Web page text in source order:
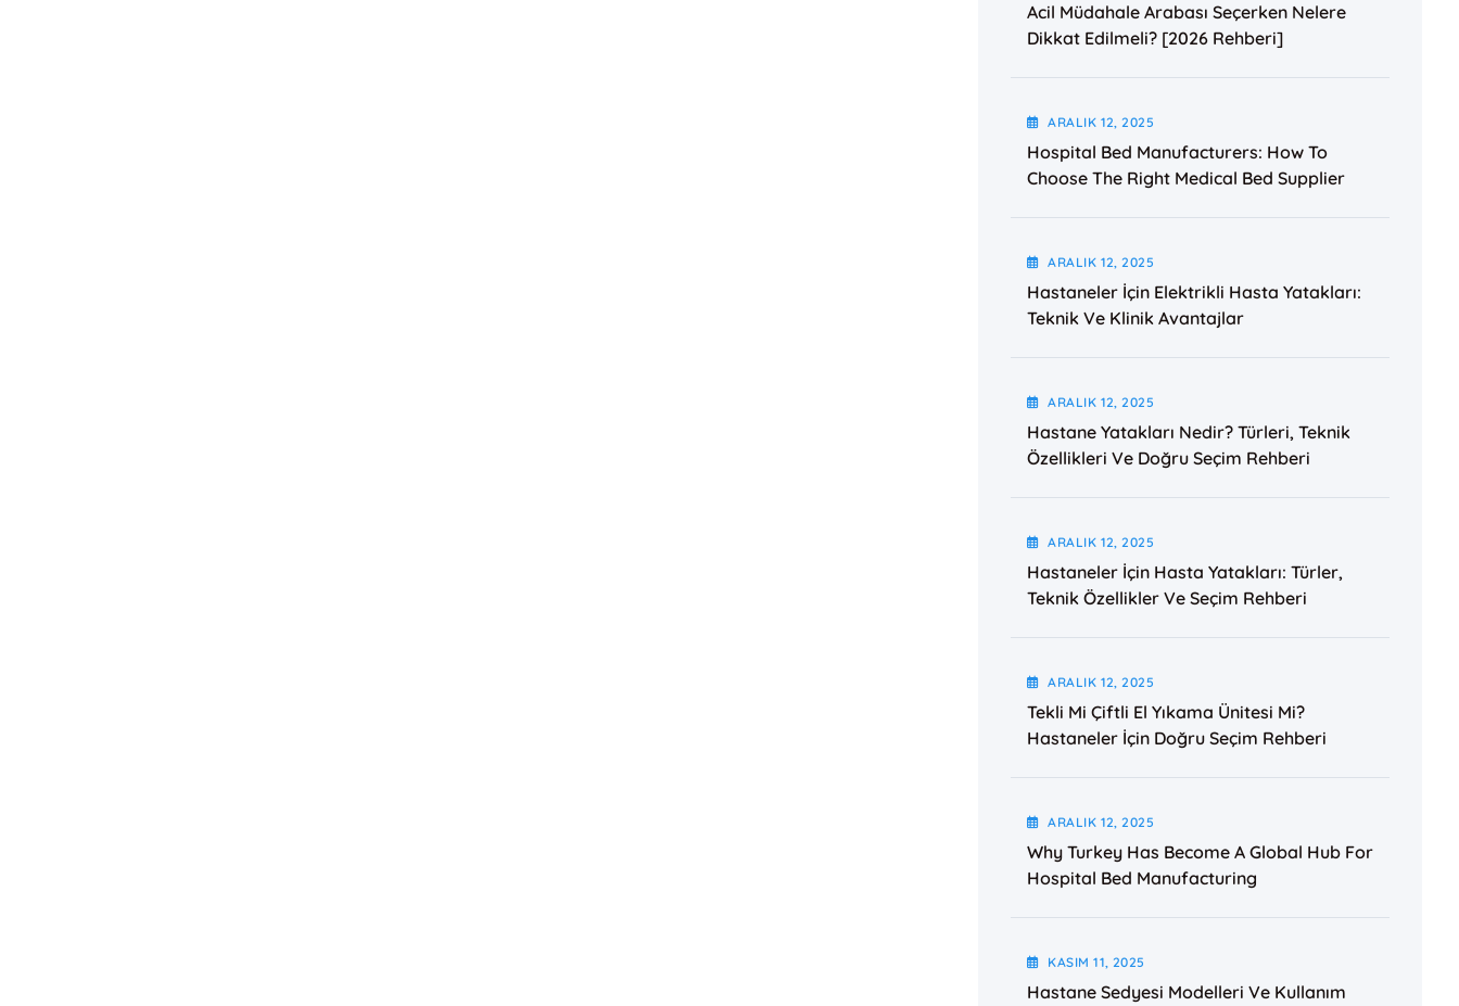
Acil Müdahale Arabası Seçerken Nelere
Dikkat Edilmeli? [2026 Rehberi]
ARALIK 12, 2025
Hospital Bed Manufacturers: How To
Choose The Right Medical Bed Supplier
ARALIK 12, 2025
Hastaneler İçin Elektrikli Hasta Yatakları:
Teknik Ve Klinik Avantajlar
ARALIK 12, 2025
Hastane Yatakları Nedir? Türleri, Teknik
Özellikleri Ve Doğru Seçim Rehberi
ARALIK 12, 2025
Hastaneler İçin Hasta Yatakları: Türler,
Teknik Özellikler Ve Seçim Rehberi
ARALIK 12, 2025
Tekli Mi Çiftli El Yıkama Ünitesi Mi?
Hastaneler İçin Doğru Seçim Rehberi
ARALIK 12, 2025
Why Turkey Has Become A Global Hub For
Hospital Bed Manufacturing
KASIM11, 2025
Hastane Sedyesi Modelleri Ve Kullanım